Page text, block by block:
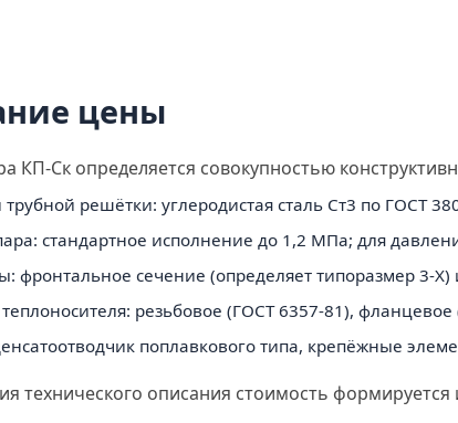
цены
КП-Ск определяется совокупностью
решётки: углеродистая сталь Ст3 по ГОСТ
стандартное исполнение до 1,2 МПа; для
фронтальное сечение (определяет типоразмер 3-Х)
резьбовое (ГОСТ 6357-81),
поплавкового типа, крепёжные
технического описания стоимость